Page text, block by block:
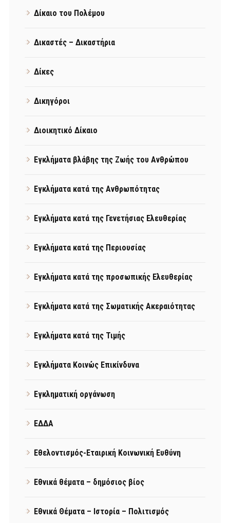
Δίκαιο του Πολέμου
Δικαστές – Δικαστήρια
Δίκες
Δικηγόροι
Διοικητικό Δίκαιο
Εγκλήματα βλάβης της Ζωής του Ανθρώπου
Εγκλήματα κατά της Ανθρωπότητας
Εγκλήματα κατά της Γενετήσιας Ελευθερίας
Εγκλήματα κατά της Περιουσίας
Εγκλήματα κατά της προσωπικής Ελευθερίας
Εγκλήματα κατά της Σωματικής Ακεραιότητας
Εγκλήματα κατά της Τιμής
Εγκλήματα Κοινώς Επικίνδυνα
Εγκληματική οργάνωση
ΕΔΔΑ
Εθελοντισμός-Εταιρική Κοινωνική Ευθύνη
Εθνικά θέματα – δημόσιος βίος
Εθνικά Θέματα – Ιστορία – Πολιτισμός